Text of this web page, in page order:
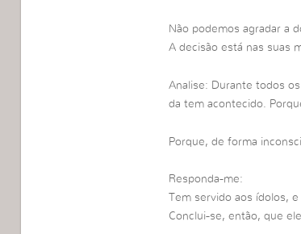
Não podemos agradar a
A decisão está nas suas
Analise: Durante todos
da tem acontecido.
Porque, de forma
Responda-me:
Tem servido aos ídolos,
Conclui-se, então, que